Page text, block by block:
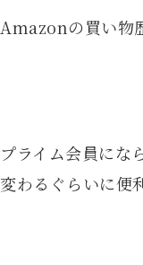
Amazonの買い物
プライム会員にな
変わるぐらいに便